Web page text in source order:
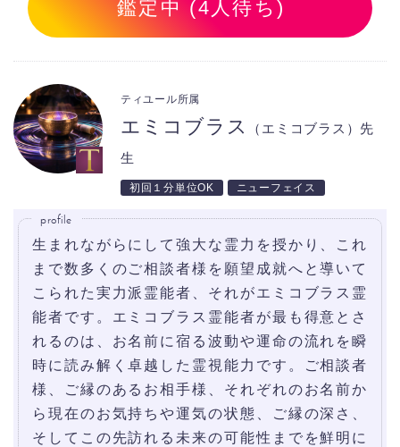
鑑定中 (4人待ち)
エミコブラス
（エミコブラス）先
生
ティユール所属
初回１分単位OK ニューフェイス
profile
生まれながらにして強大な霊力を授かり、これ
まで数多くのご相談者様を願望成就へと導いて
こられた実力派霊能者、それがエミコブラス霊
能者です。エミコブラス霊能者が最も得意とさ
れるのは、お名前に宿る波動や運命の流れを瞬
時に読み解く卓越した霊視能力です。ご相談者
様、ご縁のあるお相手様、それぞれのお名前か
ら現在のお気持ちや運気の状態、ご縁の深さ、
そしてこの先訪れる未来の可能性までを鮮明に